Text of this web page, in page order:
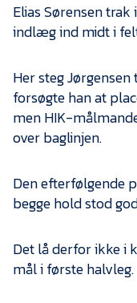
Elias Sørensen
indlæg ind midt i
Her steg
forsøgte han at
men HIK-
over baglinjen.
Den efterfølgende
begge hold stod
Det lå derfor ikke i
mål i første halvleg.